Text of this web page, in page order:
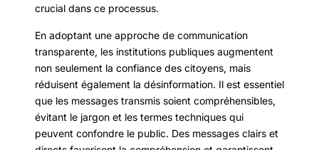
crucial dans ce processus.
En adoptant une approche de communication
transparente, les institutions publiques augmentent
non seulement la confiance des citoyens, mais
réduisent également la désinformation. Il est essentiel
que les messages transmis soient compréhensibles,
évitant le jargon et les termes techniques qui
peuvent confondre le public. Des messages clairs et